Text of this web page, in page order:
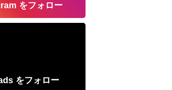
をフォロー
をフォロー